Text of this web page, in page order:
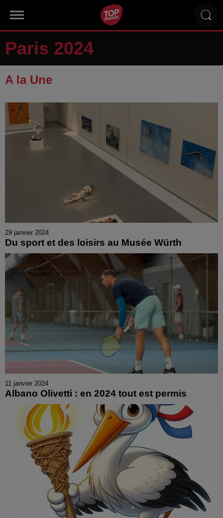
Paris 2024
A la Une
29 janvier 2024
Du sport et des loisirs au Musée Würth
11 janvier 2024
Albano Olivetti : en 2024 tout est permis